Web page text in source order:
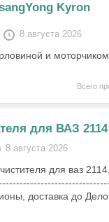
Kyron
8 августа 2026
и
Всего
для ВАЗ 2114
8 августа 2026
для ваз
доставка до